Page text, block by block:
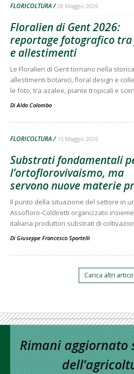
FLORICOLTURA 28 Maggio 2026
Floralien di Gent 2026:
reportage fotografico
e allestimenti
Le Floralien di Gent tornano nella
allestimenti botanici, floral design e
le foto, tra azalee, piante tropicali e
DiAldo Colombo
FLORICOLTURA 15 Maggio 2026
Substrati fondamentali
l’ortoflorovivaismo, ma
servono nuove materie
Il punto della situazione del settore in
Assofloro-Coldiretti organizzato
italiana produttori substrati di
Di Giuseppe Francesco Sportelli
Carica altri
Rimani aggiornato